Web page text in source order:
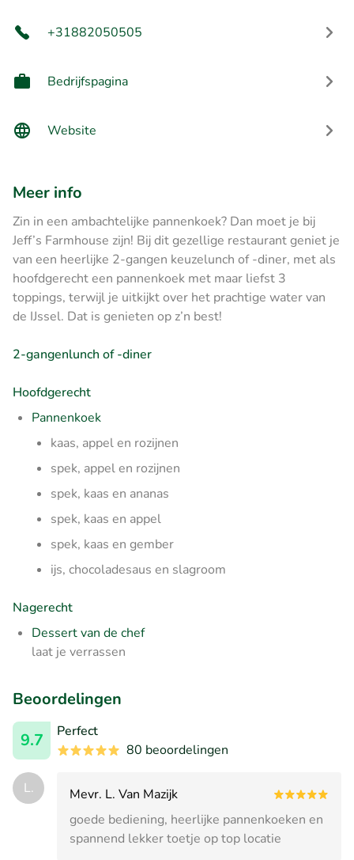
+31882050505
Bedrijfspagina
Website
Meer info
Zin in een ambachtelijke pannenkoek? Dan moet je bij
Jeff’s Farmhouse zijn! Bij dit gezellige restaurant geniet je
van een heerlijke 2‑gangen keuzelunch of -diner, met als
hoofdgerecht een pannenkoek met maar liefst 3
toppings, terwijl je uitkijkt over het prachtige water van
de IJssel. Dat is genieten op z’n best!
2-gangenlunch of -diner
Hoofdgerecht
Pannenkoek
kaas, appel en rozijnen
spek, appel en rozijnen
spek, kaas en ananas
spek, kaas en appel
spek, kaas en gember
ijs, chocoladesaus en slagroom
Nagerecht
Dessert van de chef
laat je verrassen
Beoordelingen
9.7
Perfect
80 beoordelingen
L.
Mevr. L. Van Mazijk
goede bediening, heerlijke pannenkoeken en
spannend lekker toetje op top locatie